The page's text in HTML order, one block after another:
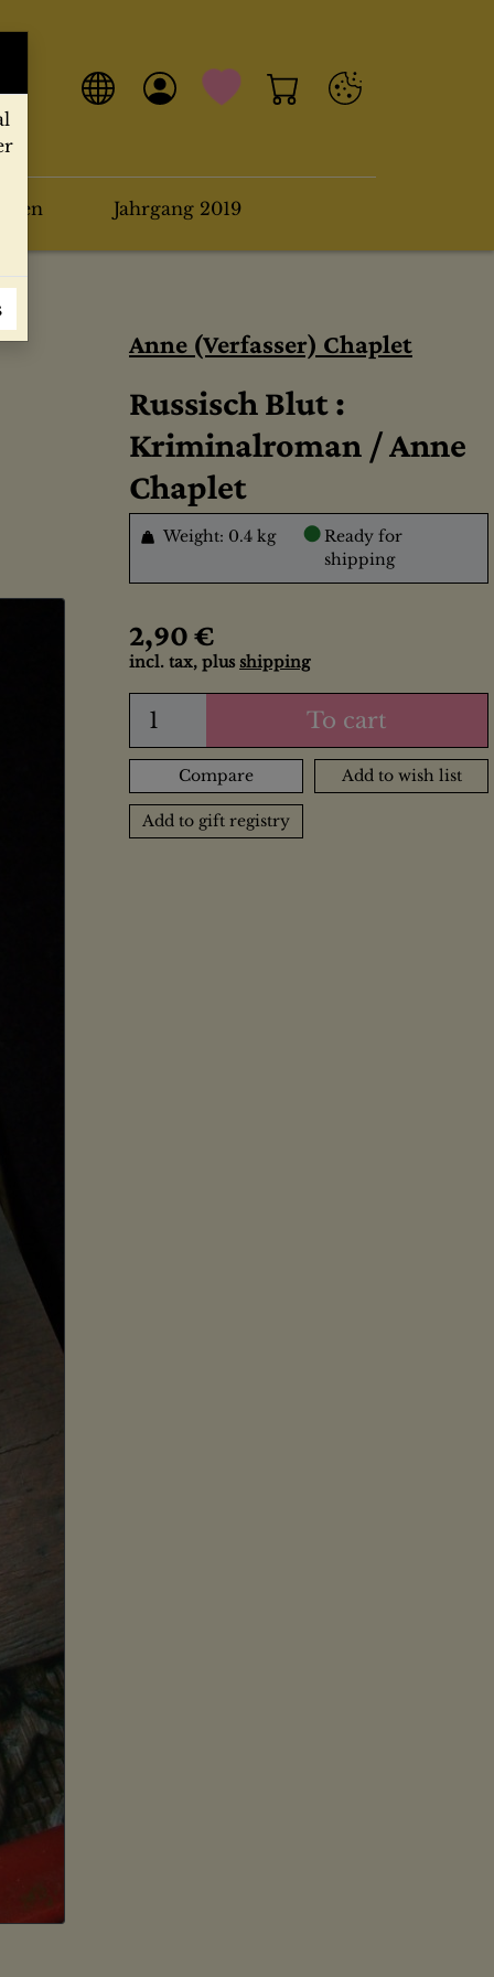
Jahrgang 2019
Anne (Verfasser) Chaplet
Russisch Blut :
Kriminalroman / Anne
Chaplet
Weight: 0.4 kg ●Ready for
shipping
2,90 €
incl. tax, plus shipping
To cart
Compare Add to wish list
Add to gift registry